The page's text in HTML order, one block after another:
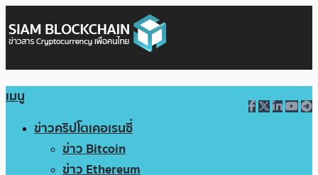
เมนู
ข่าวคริปโตเคอเรนซี่
ข่าว Bitcoin
ข่าว Ethereum